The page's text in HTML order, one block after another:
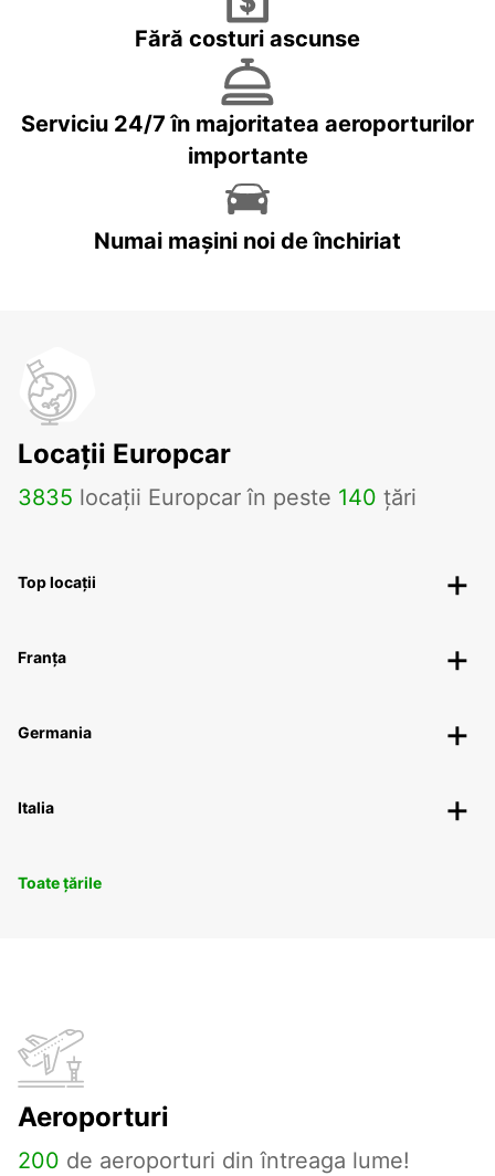
Fără costuri ascunse
Serviciu 24/7 în majoritatea aeroporturilor
importante
Numai mașini noi de închiriat
Locații Europcar
3835 locații Europcar în peste 140 țări
Top locații
Franța
Germania
Italia
Toate țările
Aeroporturi
200 de aeroporturi din întreaga lume!